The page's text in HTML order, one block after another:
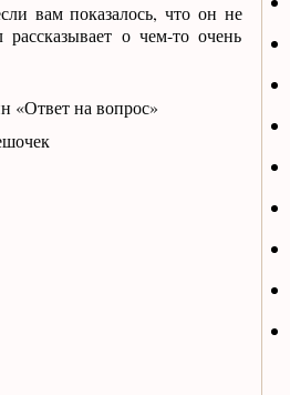
вам показалось, что он не
о чем-то очень
«Ответ на вопрос»